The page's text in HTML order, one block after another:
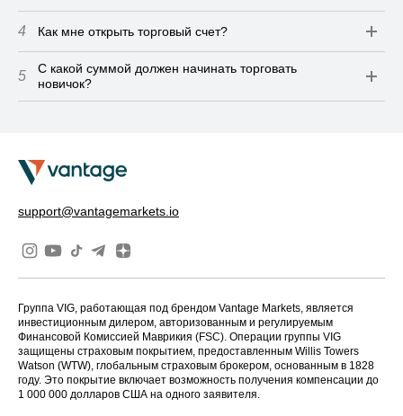
4 Как мне открыть торговый счет?
5
С какой суммой должен начинать торговать
новичок?
support@vantagemarkets.io
Группа VIG, работающая под брендом Vantage Markets, является
инвестиционным дилером, авторизованным и регулируемым
Финансовой Комиссией Маврикия (FSC). Операции группы VIG
защищены страховым покрытием, предоставленным Willis Towers
Watson (WTW), глобальным страховым брокером, основанным в 1828
году. Это покрытие включает возможность получения компенсации до
1 000 000 долларов США на одного заявителя.